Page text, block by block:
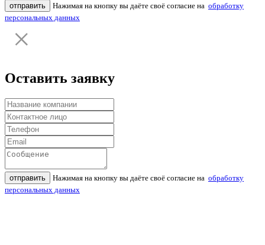
отправить Нажимая на кнопку вы даёте своё согласие на обработку
персональных данных
Оставить заявку
отправить Нажимая на кнопку вы даёте своё согласие на обработку
персональных данных